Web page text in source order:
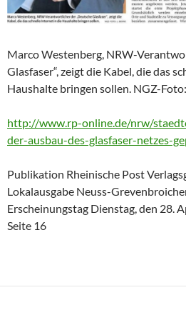
Marco Westenberg, NRW-
Glasfaser“, zeigt die Kabel, die das
Haushalte bringen sollen. NGZ-
http://www.rp-online.de/nrw/
der-ausbau-des-glasfaser-netzes-
Publikation Rheinische Post
Lokalausgabe Neuss-
Erscheinungstag Dienstag, den 28.
Seite 16